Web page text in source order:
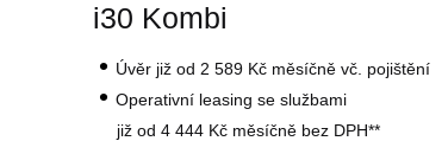
i30 Kombi
Úvěr již od 2 589 Kčměsíčně vč. pojištění
Operativní leasing se službami
již od 4 444 Kčměsíčně bez DPH**